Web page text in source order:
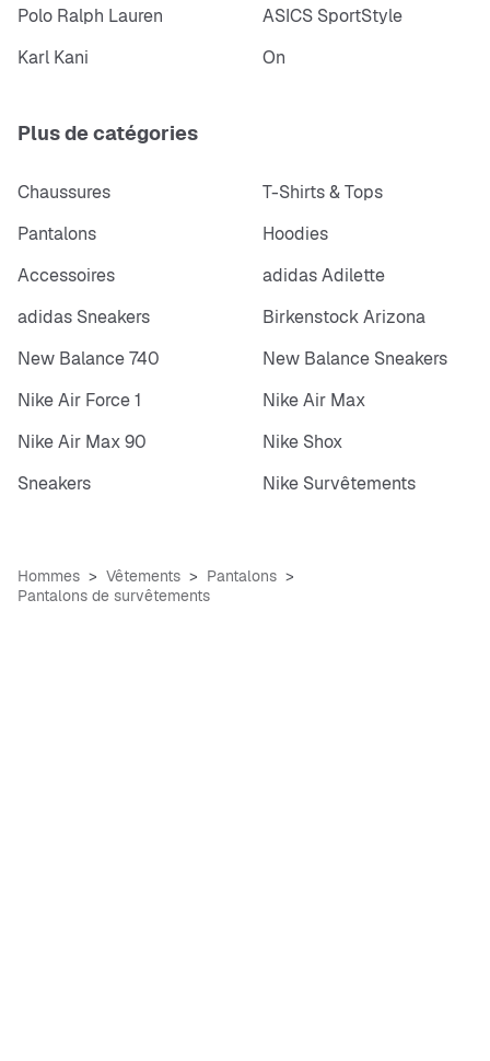
Polo Ralph Lauren
ASICS SportStyle
Karl Kani
On
Plus de catégories
Chaussures
T-Shirts & Tops
Pantalons
Hoodies
Accessoires
adidas Adilette
adidas Sneakers
Birkenstock Arizona
New Balance 740
New Balance Sneakers
Nike Air Force 1
Nike Air Max
Nike Air Max 90
Nike Shox
Sneakers
Nike Survêtements
Hommes Vêtements
Pantalons
Pantalons de survêtements